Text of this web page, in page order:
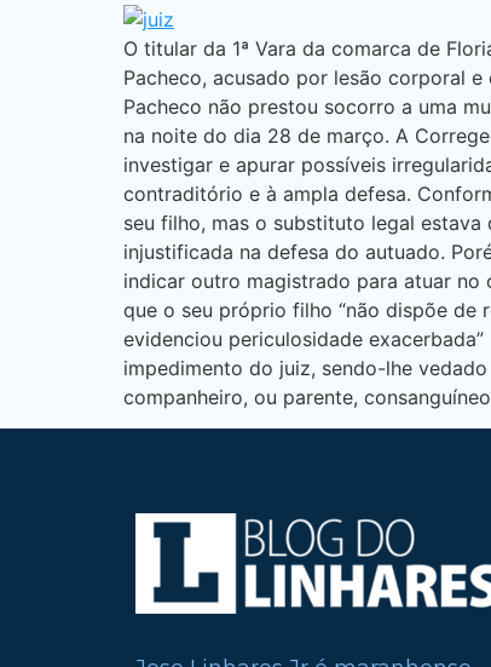
O titular da 1ª Vara da comarca de
Pacheco, acusado por lesão corporal
Pacheco não prestou socorro a uma
na noite do dia 28 de março. A
investigar e apurar possíveis
contraditório e à ampla defesa.
seu filho, mas o substituto legal
injustificada na defesa do autuado.
indicar outro magistrado para atuar no
que o seu próprio filho “não dispõe de
evidenciou periculosidade
impedimento do juiz, sendo-lhe
companheiro, ou parente,